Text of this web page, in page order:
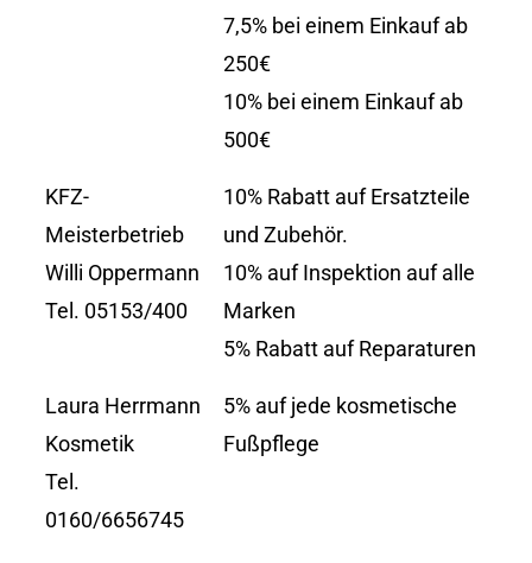
7,5% bei einem Einkauf ab
250€
10% bei einem Einkauf ab
500€
KFZ-
Meisterbetrieb
Willi Oppermann
Tel. 05153/400
10% Rabatt auf Ersatzteile
und Zubehör.
10% auf Inspektion auf alle
Marken
5% Rabatt auf Reparaturen
Laura Herrmann
Kosmetik
Tel.
0160/6656745
5% auf jede kosmetische
Fußpflege